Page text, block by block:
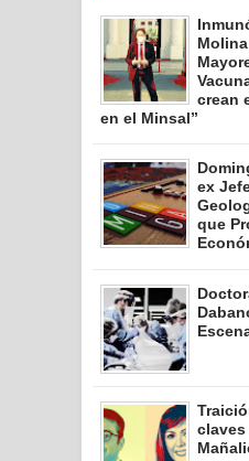
crean
en el Minsal”
ex
que